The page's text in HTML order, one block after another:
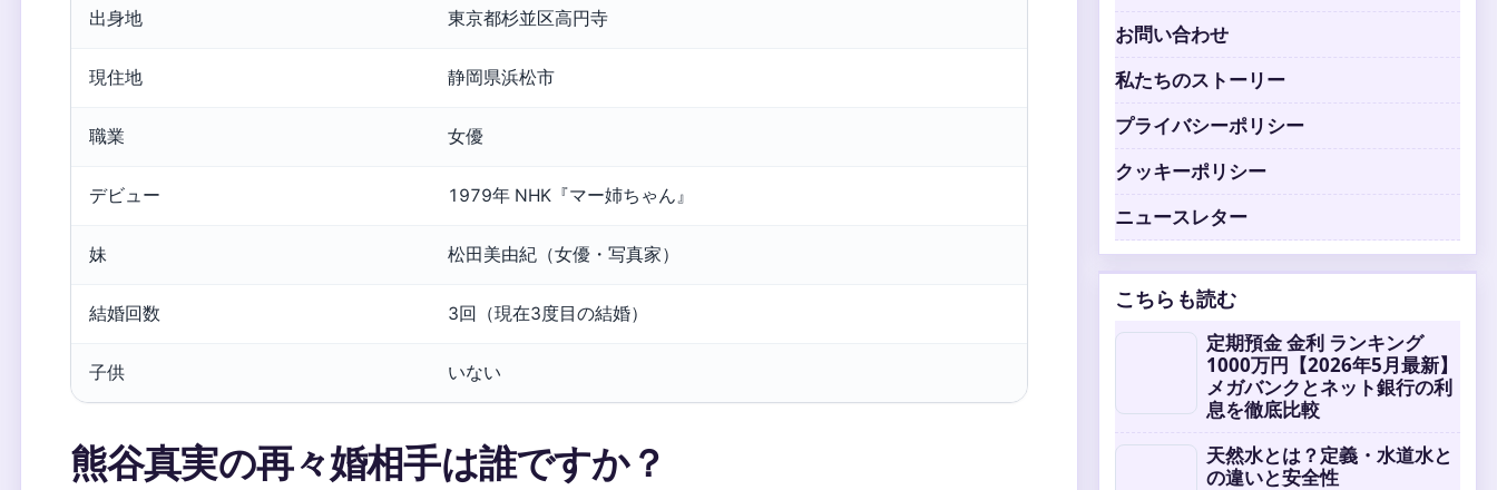
出身地 東京都杉並区高円寺
現住地 静岡県浜松市
職業 女優
デビュー 1979年 NHK『マー姉ちゃん』
妹 松田美由紀（女優・写真家）
結婚回数 3回（現在3度目の結婚）
子供 いない
熊谷真実の再々婚相手は誰ですか？
お問い合わせ
私たちのストーリー
プライバシーポリシー
クッキーポリシー
ニュースレター
こちらも読む
定期預金 金利 ランキング
1000万円【2026年5月最新】
メガバンクとネット銀行の利
息を徹底比較
天然水とは？定義・水道水と
の違いと安全性